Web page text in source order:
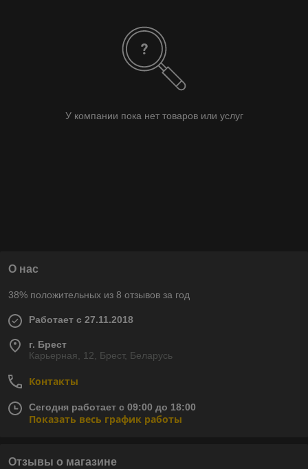
У компании пока нет товаров или услуг
О нас
38% положительных из 8 отзывов за год
Работает с 27.11.2018
г. Брест
Карьерная, 12, Брест, Беларусь
Контакты
Сегодня работает с 09:00 до 18:00
Показать весь график работы
Отзывы о магазине